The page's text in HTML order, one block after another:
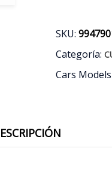
SKU:
Categoría:
Cars Models